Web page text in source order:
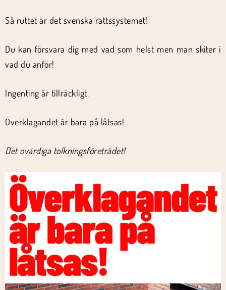
Så ruttet är det svenska rättssystemet!
Du kan försvara dig med vad som helst men man skiter i
vad du anför!
Ingenting är tillräckligt.
Överklagandet är bara på låtsas!
Det ovärdiga tolkningsföreträdet!